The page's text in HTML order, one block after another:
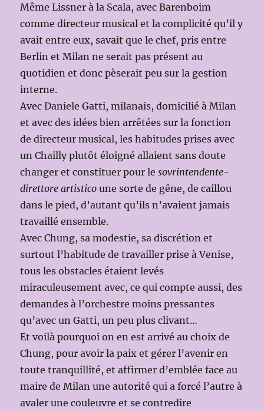
Même Lissner à la Scala, avec Barenboim
comme directeur musical et la complicité qu’il y
avait entre eux, savait que le chef, pris entre
Berlin et Milan ne serait pas présent au
quotidien et donc pèserait peu sur la gestion
interne.
Avec Daniele Gatti, milanais, domicilié à Milan
et avec des idées bien arrêtées sur la fonction
de directeur musical, les habitudes prises avec
un Chailly plutôt éloigné allaient sans doute
changer et constituer pour lesovrintendente-
direttore artistico une sorte de gêne, de caillou
dans le pied, d’autant qu’ils n’avaient jamais
travaillé ensemble.
Avec Chung, sa modestie, sa discrétion et
surtout l’habitude de travailler prise à Venise,
tous les obstacles étaient levés
miraculeusement avec, ce qui compte aussi, des
demandes à l’orchestre moins pressantes
qu’avec un Gatti, un peu plus clivant…
Et voilà pourquoi on en est arrivé au choix de
Chung, pour avoir la paix et gérer l’avenir en
toute tranquillité, et affirmer d’emblée face au
maire de Milan une autorité qui a forcé l’autre à
avaler une couleuvre et se contredire